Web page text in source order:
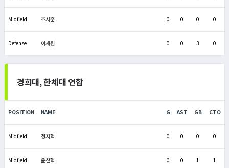
Midfield 조시훈 0 0 0 0
Defense 이세원 0 0 3 0
경희대, 한체대 연합
POSITION NAME G AST GB CTO
Midfield 정지혁 0 0 0 0
Midfield 윤찬혁 0 0 1 1